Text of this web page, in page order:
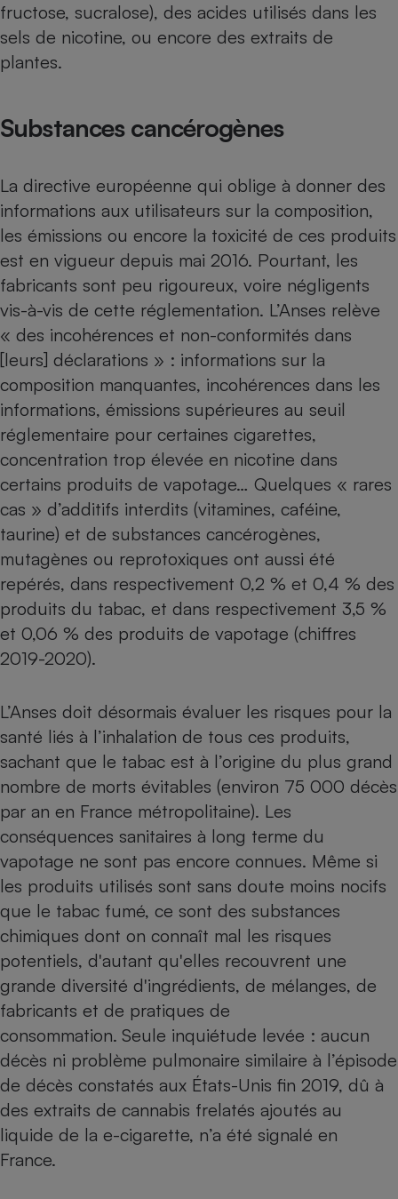
fructose, sucralose), des acides utilisés dans les
sels de nicotine, ou encore des extraits de
plantes.
Substances cancérogènes
La directive européenne qui oblige à donner des
informations aux utilisateurs sur la composition,
les émissions ou encore la toxicité de ces produits
est en vigueur depuis mai 2016. Pourtant, les
fabricants sont peu rigoureux, voire négligents
vis-à-vis de cette réglementation. L’Anses relève
« des incohérences et non-conformités dans
[leurs] déclarations » : informations sur la
composition manquantes, incohérences dans les
informations, émissions supérieures au seuil
réglementaire pour certaines cigarettes,
concentration trop élevée en nicotine dans
certains produits de vapotage… Quelques « rares
cas » d’additifs interdits (vitamines, caféine,
taurine) et de substances cancérogènes,
mutagènes ou reprotoxiques ont aussi été
repérés, dans respectivement 0,2 % et 0,4 % des
produits du tabac, et dans respectivement 3,5 %
et 0,06 % des produits de vapotage (chiffres
2019-2020).
L’Anses doit désormais évaluer les risques pour la
santé liés à l’inhalation de tous ces produits,
sachant que le tabac est à l’origine du plus grand
nombre de morts évitables (environ 75 000 décès
par an en France métropolitaine). Les
conséquences sanitaires à long terme du
vapotage ne sont pas encore connues. Même si
les produits utilisés sont sans doute moins nocifs
que le tabac fumé, ce sont des substances
chimiques dont on connaît mal les risques
potentiels, d'autant qu'elles recouvrent une
grande diversité d'ingrédients, de mélanges, de
fabricants et de pratiques de
consommation. Seule inquiétude levée : aucun
décès ni problème pulmonaire similaire à l’épisode
de décès constatés aux États-Unis fin 2019, dû à
des extraits de cannabis frelatés ajoutés au
liquide de la e-cigarette, n’a été signalé en
France.
Plaque de cuisson à
Climatiseur -
Ventilateur
Cafetière à expressos
Robot ménager
Téléphone mobile -
Smartphone
Antivirus
Climatiseur -